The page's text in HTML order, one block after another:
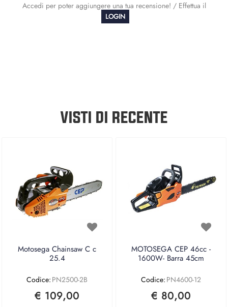
Accedi per poter aggiungere una tua recensione! / Effettua il
LOGIN
VISTI DI RECENTE
Motosega Chainsaw C c
25.4
Codice: PN2500-2B
€ 109,00
MOTOSEGA CEP 46cc -
1600W- Barra 45cm
Codice: PN4600-12
€ 80,00